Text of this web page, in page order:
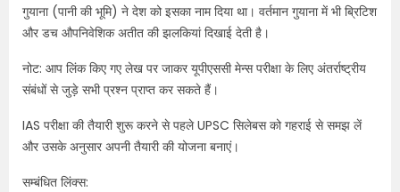
गुयाना (पानी की भूमि) ने देश को इसका नाम दिया था। वर्तमान गुयाना में भी ब्रिटिश
और डच औपनिवेशिक अतीत की झलकियां दिखाई देती है।
नोट: आप लिंक किए गए लेख पर जाकर यूपीएससी मेन्स परीक्षा के लिए अंतर्राष्ट्रीय
संबंधों से जुड़े सभी प्रश्न प्राप्त कर सकते हैं।
IAS परीक्षा की तैयारी शुरू करने से पहले UPSC सिलेबस को गहराई से समझ लें
और उसके अनुसार अपनी तैयारी की योजना बनाएं।
सम्बंधित लिंक्स: